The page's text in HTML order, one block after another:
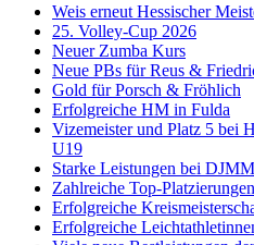
Weis erneut Hessischer
25. Volley-Cup 2026
Neuer Zumba Kurs
Neue PBs für Reus &
Gold für Porsch & Fröhlich
Erfolgreiche HM in Fulda
Vizemeister und Platz 5 bei
U19
Starke Leistungen bei
Zahlreiche Top-
Erfolgreiche
Erfolgreiche